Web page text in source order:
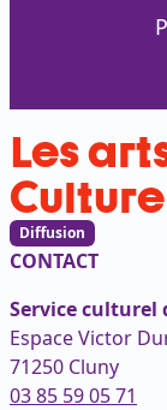
Les
Diffusion
CONTACT
Service culturel
Espace Victor
71250 Cluny
03 85 59 05 71